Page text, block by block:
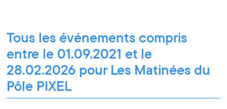
Tous les événements compris
entre le 01.09.2021 et le
28.02.2026 pour Les Matinées du
Pôle PIXEL